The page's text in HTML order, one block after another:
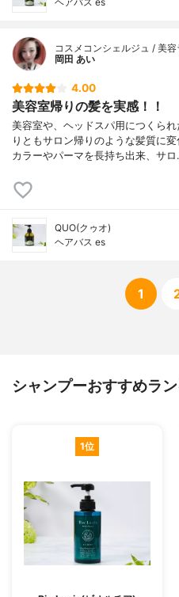
コスメコンシェルジュ / 美容
岡田 あい
4.00
美容室帰りの髪を実感！！
美容室や、ヘッドスパ用につくら
りともサロン帰りのような髪質に
カラーやパーマを長持ち出来、サ
QUO(クゥオ)
ヘアバス es
1
シャンプーおすすめラ
1位